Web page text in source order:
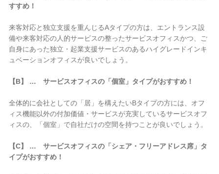
すすめ！
来客対応と独立支援を重んじるAタイプの方は、エントランス設
備や来客対応の人的サービスの整ったサービスオフィスかつ、ご
自身にあった独立・起業支援サービスのあるハイグレードインキ
ュベーションオフィスが良いでしょう。
【B】 … サービスオフィスの「個室」タイプがおすすめ！
全体的に会社としての「居」を構えたいBタイプの方には、オフ
ィス機能以外の付加価値・サービスが充実しているサービスオフ
ィスの、「個室」で自社だけの空間を持つことが良いでしょう。
【C】 … サービスオフィスの「シェア・フリーアドレス席」タ
イプがおすすめ！